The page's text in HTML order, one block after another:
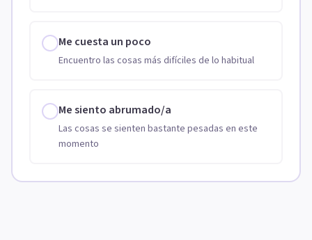
Me cuesta un poco
Encuentro las cosas más difíciles de lo habitual
Me siento abrumado/a
Las cosas se sienten bastante pesadas en este
momento